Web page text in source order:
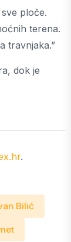
ploče.
terena.
travnjaka.”
dok je
.
Bilić